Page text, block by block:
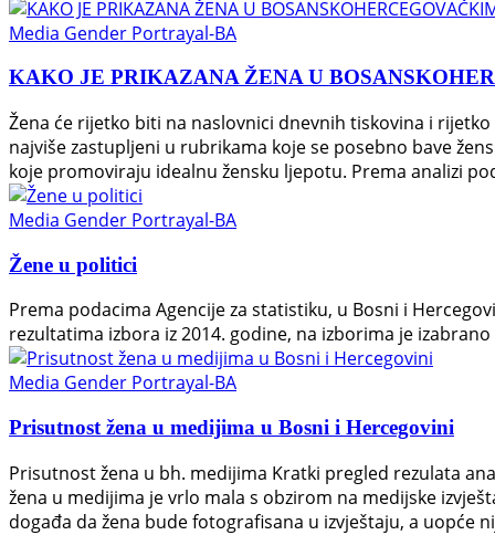
Media Gender Portrayal-BA
KAKO JE PRIKAZANA ŽENA U
Žena će rijetko biti na naslovnici dnevnih tiskovina i
najviše zastupljeni u rubrikama koje se posebno bave
koje promoviraju idealnu žensku ljepotu. Prema analizi
Media Gender Portrayal-BA
Žene u politici
Prema podacima Agencije za statistiku, u Bosni i
rezultatima izbora iz 2014. godine, na izborima je
Media Gender Portrayal-BA
Prisutnost žena u medijima u Bosni i Hercegovini
Prisutnost žena u bh. medijima Kratki pregled rezulata
žena u medijima je vrlo mala s obzirom na medijske
događa da žena bude fotografisana u izvještaju, a uopće